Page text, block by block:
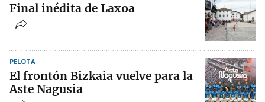
Final inédita de Laxoa
PELOTA
El frontón Bizkaia vuelve para la
Aste Nagusia